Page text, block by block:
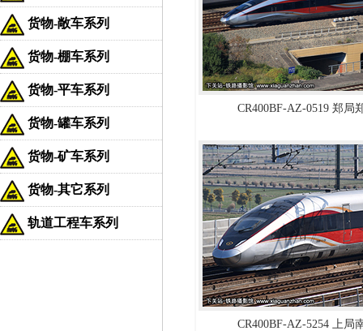
货物-敞车系列
货物-棚车系列
货物-平车系列
货物-罐车系列
货物-矿车系列
货物-其它系列
轨道工程车系列
CR400BF-AZ-0519 郑局
CR400BF-AZ-5254 上局